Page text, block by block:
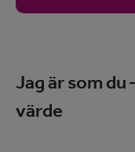
Jag är som du
värde